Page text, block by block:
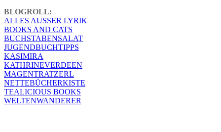
BLOGROLL:
ALLES AUSSER LYRIK
BOOKS AND CATS
BUCHSTABENSALAT
JUGENDBUCHTIPPS
KASIMIRA
KATHRINEVERDEEN
MAGENTRATZERL
NETTEBÜCHERKISTE
TEALICIOUS BOOKS
WELTENWANDERER